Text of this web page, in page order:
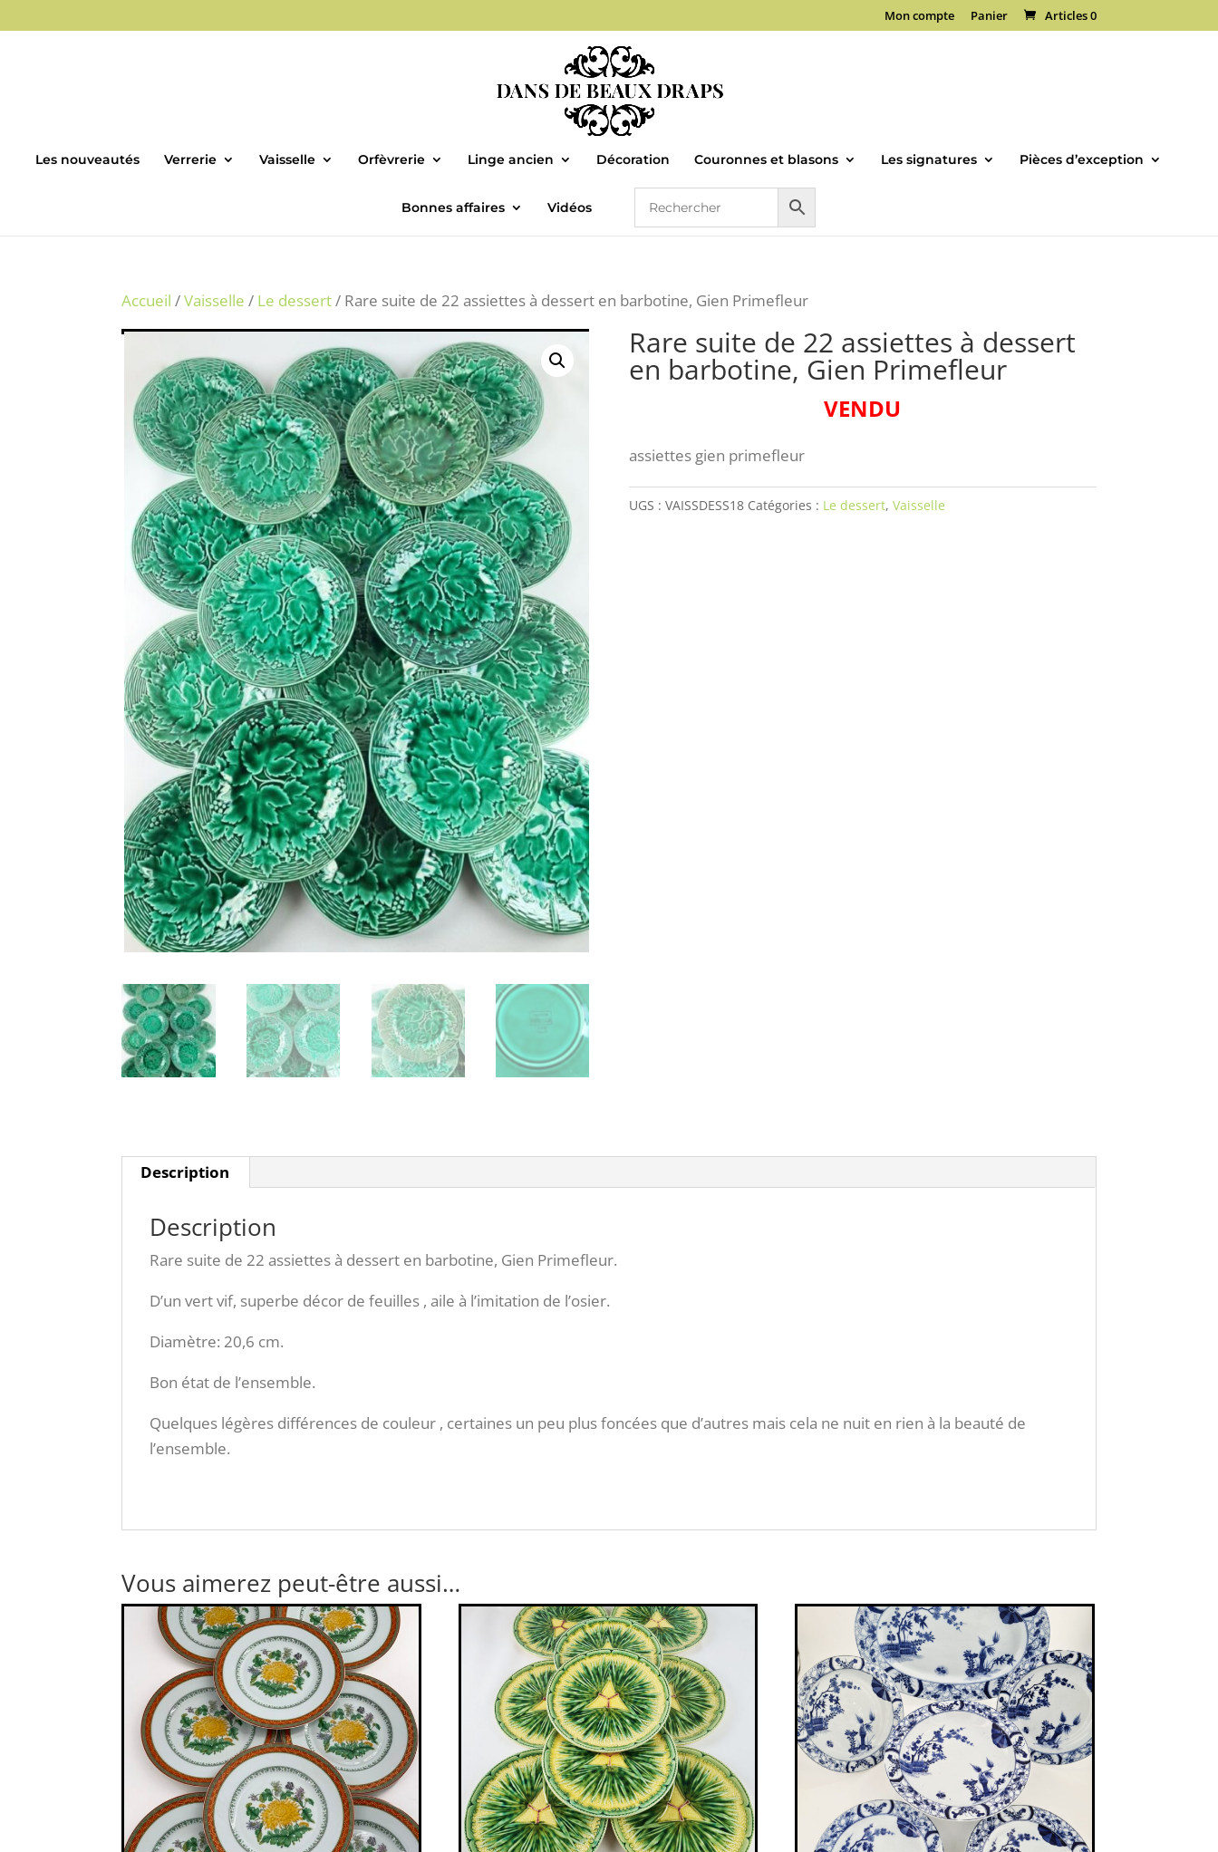
Mon compte Panier Articles 0
Les nouveautés Verrerie Vaisselle Orfèvrerie Linge ancien Décoration Couronnes et blasons Les signatures Pièces d’exception
Bonnes affaires Vidéos
Accueil /Vaisselle / Le dessert/ Rare suite de 22 assiettes à dessert en barbotine, Gien Primefleur
Rare suite de 22 assiettes à dessert
en barbotine, Gien Primefleur
VENDU
assiettes gien primefleur
UGS : VAISSDESS18 Catégories : Le dessert, Vaisselle
Description
Description
Rare suite de 22 assiettes à dessert en barbotine, Gien Primefleur.
D’un vert vif, superbe décor de feuilles , aile à l’imitation de l’osier.
Diamètre: 20,6 cm.
Bon état de l’ensemble.
Quelques légères différences de couleur , certaines un peu plus foncées que d’autres mais cela ne nuit en rien à la beauté de
l’ensemble.
Vous aimerez peut-être aussi…